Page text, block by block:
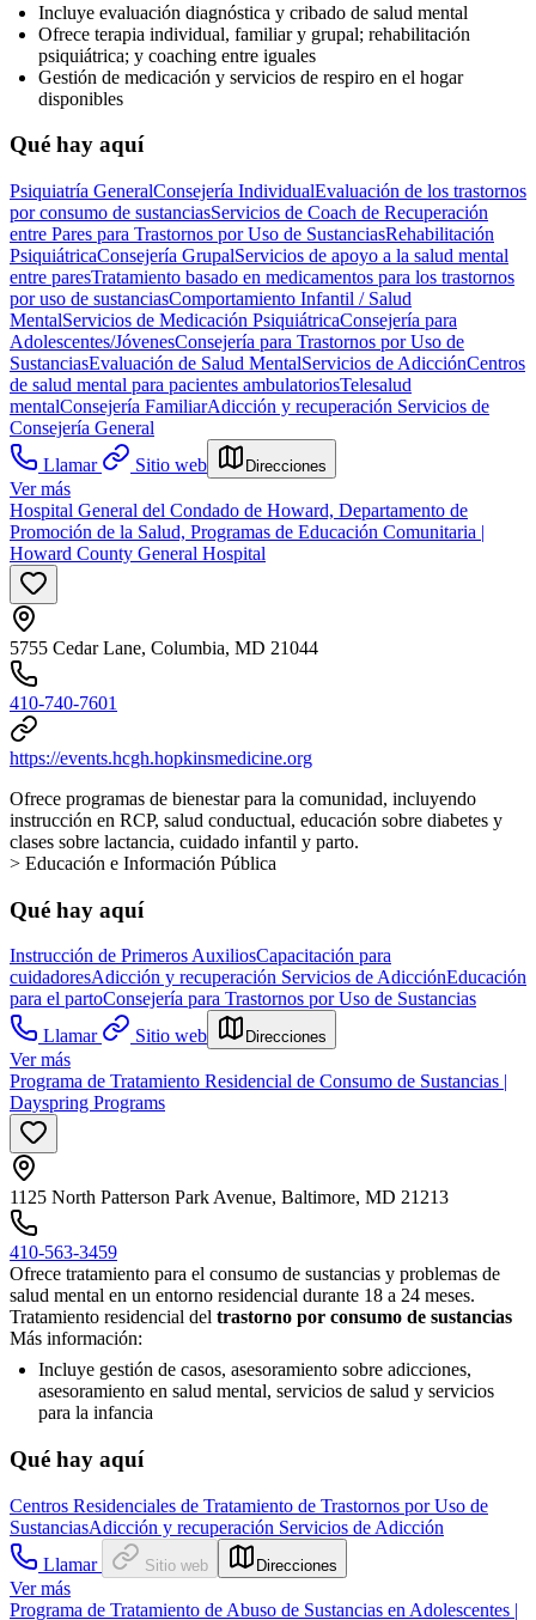
Incluye evaluación diagnóstica y cribado de salud mental
Ofrece terapia individual, familiar y grupal; rehabilitación
psiquiátrica; y coaching entre iguales
Gestión de medicación y servicios de respiro en el hogar
disponibles
Qué hay aquí
Psiquiatría GeneralConsejería IndividualEvaluación de los trastornos
por consumo de sustanciasServicios de Coach de Recuperación
entre Pares para Trastornos por Uso de SustanciasRehabilitación
PsiquiátricaConsejería GrupalServicios de apoyo a la salud mental
entre paresTratamiento basado en medicamentos para los trastornos
por uso de sustanciasComportamiento Infantil / Salud
MentalServicios de Medicación PsiquiátricaConsejería para
Adolescentes/JóvenesConsejería para Trastornos por Uso de
SustanciasEvaluación de Salud MentalServicios de AdicciónCentros
de salud mental para pacientes ambulatoriosTelesalud
mentalConsejería FamiliarAdicción y recuperación Servicios de
Consejería General
Llamar
Sitio web Direcciones
Ver más
Hospital General del Condado de Howard, Departamento de
Promoción de la Salud, Programas de Educación Comunitaria |
Howard County General Hospital
5755 Cedar Lane, Columbia, MD 21044
410-740-7601
https://events.hcgh.hopkinsmedicine.org
Ofrece programas de bienestar para la comunidad, incluyendo
instrucción en RCP, salud conductual, educación sobre diabetes y
clases sobre lactancia, cuidado infantil y parto.
> Educación e Información Pública
Qué hay aquí
Instrucción de Primeros AuxiliosCapacitación para
cuidadoresAdicción y recuperación Servicios de AdicciónEducación
para el partoConsejería para Trastornos por Uso de Sustancias
Llamar
Sitio web Direcciones
Ver más
Programa de Tratamiento Residencial de Consumo de Sustancias |
Dayspring Programs
1125 North Patterson Park Avenue, Baltimore, MD 21213
410-563-3459
Ofrece tratamiento para el consumo de sustancias y problemas de
salud mental en un entorno residencial durante 18 a 24 meses.
Tratamiento residencial del trastorno por consumo de sustancias
Más información:
Incluye gestión de casos, asesoramiento sobre adicciones,
asesoramiento en salud mental, servicios de salud y servicios
para la infancia
Qué hay aquí
Centros Residenciales de Tratamiento de Trastornos por Uso de
SustanciasAdicción y recuperación Servicios de Adicción
Llamar
Sitio web Direcciones
Ver más
Programa de Tratamiento de Abuso de Sustancias en Adolescentes |